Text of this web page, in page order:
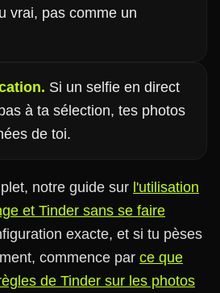
vrai, pas comme un
Si un selfie en direct
à ta sélection, tes photos
de toi.
notre guide sur l'utilisation
et Tinder sans se faire
exacte, et si tu pèses
commence par ce que
de Tinder sur les photos